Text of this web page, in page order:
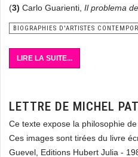
(3) Carlo Guarienti, Il problema
BIOGRAPHIES D'ARTISTES
LIRE LA SUITE...
LETTRE DE MICHEL
Ce texte expose la philosophie
Ces images sont tirées du livre
Guevel, Editions Hubert Julia -